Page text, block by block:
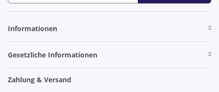
Informationen
Gesetzliche Informationen
Zahlung & Versand